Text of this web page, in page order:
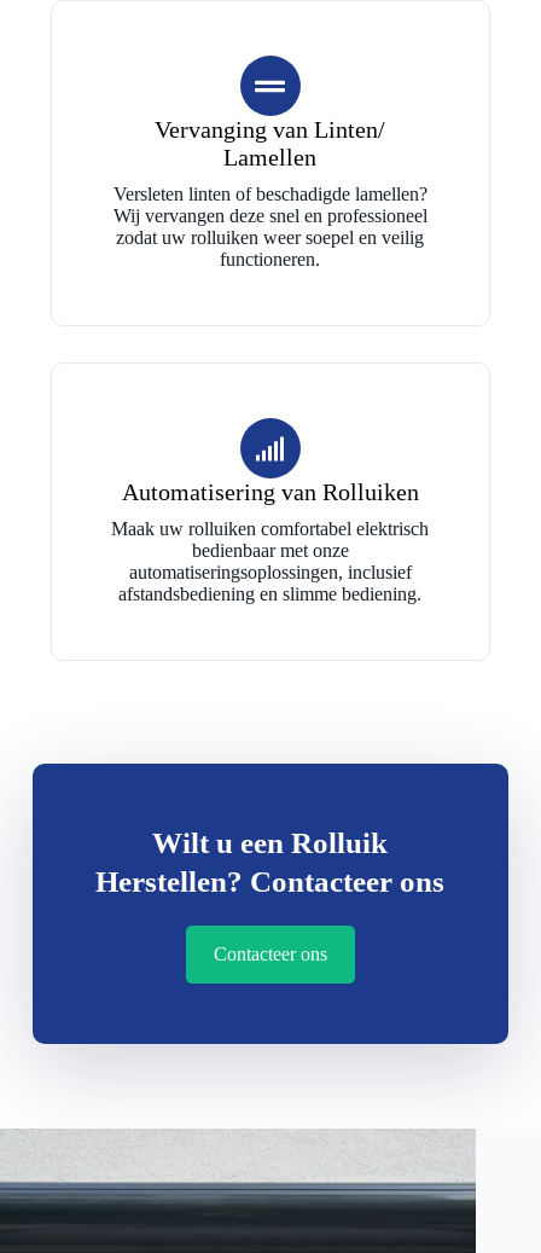
Vervanging van Linten/
Lamellen
Versleten linten of beschadigde lamellen?
Wij vervangen deze snel en professioneel
zodat uw rolluiken weer soepel en veilig
functioneren.
Automatisering van Rolluiken
Maak uw rolluiken comfortabel elektrisch
bedienbaar met onze
automatiseringsoplossingen, inclusief
afstandsbediening en slimme bediening.
Wilt u een Rolluik
Herstellen? Contacteer ons
Contacteer ons